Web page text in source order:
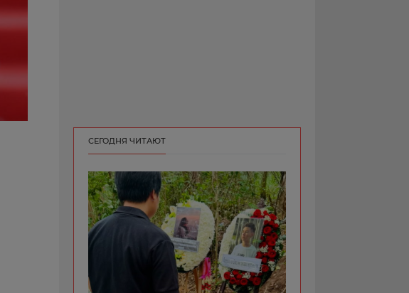
СЕГОДНЯ ЧИТАЮТ